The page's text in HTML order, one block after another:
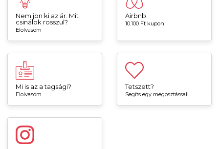
Nem jön ki az ár. Mit
csinálok rosszul?
Elolvasom
Airbnb
10.100 Ft kupon
Mi is az a tagsági?
Elolvasom
Tetszett?
Segíts egy megosztással!